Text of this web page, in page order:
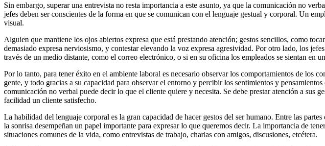
Sin embargo, superar una entrevista no resta importancia a este asunto, ya que la comunicación no
jefes deben ser conscientes de la forma en que se comunican con el lenguaje gestual y corporal. Un
visual.
Alguien que mantiene los ojos abiertos expresa que está prestando atención; gestos sencillos, como
demasiado expresa nerviosismo, y contestar elevando la voz expresa agresividad. Por otro lado, los
través de un medio distante, como el correo electrónico, o si en su oficina los empleados se sientan en
Por lo tanto, para tener éxito en el ambiente laboral es necesario observar los comportamientos de los
gente, y todo gracias a su capacidad para observar el entorno y percibir los sentimientos y
comunicación no verbal puede decir lo que el cliente quiere y necesita. Se debe prestar atención a
facilidad un cliente satisfecho.
La habilidad del lenguaje corporal es la gran capacidad de hacer gestos del ser humano. Entre las
la sonrisa desempeñan un papel importante para expresar lo que queremos decir. La importancia de
situaciones comunes de la vida, como entrevistas de trabajo, charlas con amigos, discusiones, etcétera.